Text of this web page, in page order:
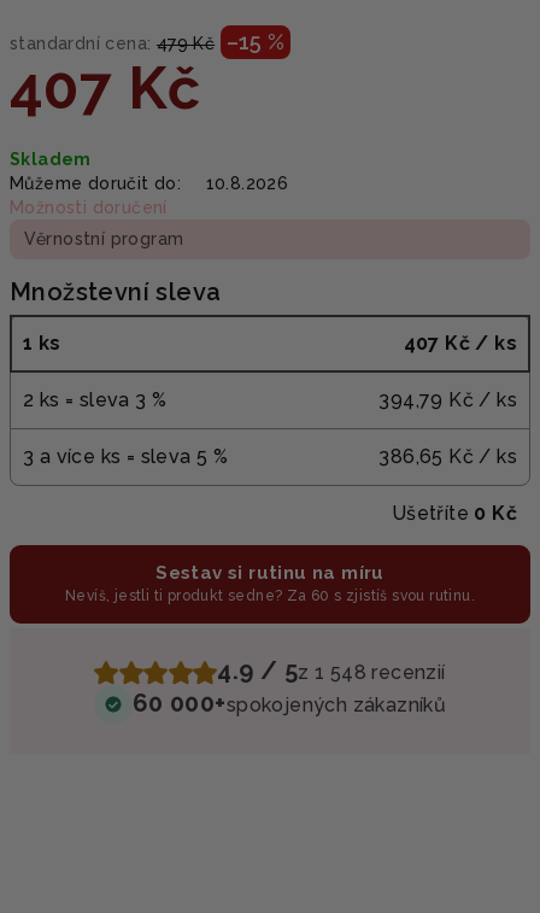
standardní cena: 479 Kč –15 %
407 Kč
cena:
Skladem
Můžeme doručit do:
10.8.2026
Možnosti doručení
Věrnostní program
Množstevní sleva
1 ks 407 Kč / ks
2 ks = sleva 3 % 394,79 Kč / ks
3 a více ks = sleva 5 % 386,65 Kč / ks
Ušetříte 0 Kč
Sestav si rutinu na míru
Nevíš, jestli ti produkt sedne? Za 60 s zjistíš svou rutinu.
4.9 / 5z 1 548 recenzií
60 000+spokojených zákazníků